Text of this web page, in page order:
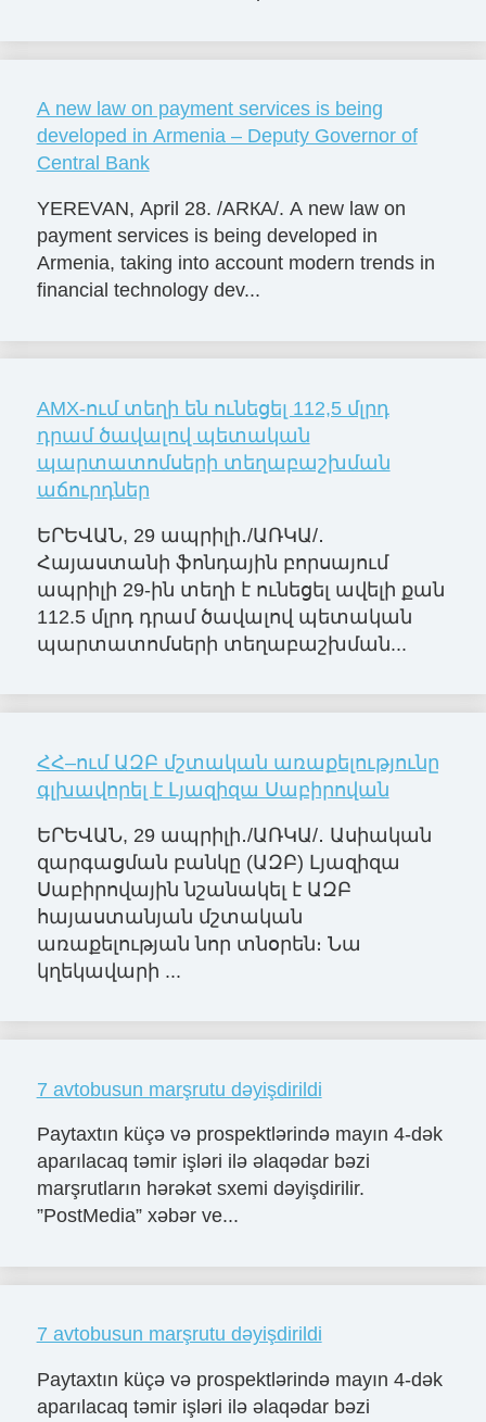
A new law on payment services is being
developed in Armenia – Deputy Governor of
Central Bank
YEREVAN, April 28. /ARКА/. A new law on
payment services is being developed in
Armenia, taking into account modern trends in
financial technology dev...
AMX-ում տեղի են ունեցել 112,5 մլրդ
դրամ ծավալով պետական
պարտատոմսերի տեղաբաշխման
աճուրդներ
ԵՐԵՎԱՆ, 29 ապրիլի․/ԱՌԿԱ/․
Հայաստանի ֆոնդային բորսայում
ապրիլի 29-ին տեղի է ունեցել ավելի քան
112.5 մլրդ դրամ ծավալով պետական
պարտատոմսերի տեղաբաշխման...
ՀՀ–ում ԱԶԲ մշտական առաքելությունը
գլխավորել է Լյազիզա Սաբիրովան
ԵՐԵՎԱՆ, 29 ապրիլի․/ԱՌԿԱ/․ Ասիական
զարգացման բանկը (ԱԶԲ) Լյազիզա
Սաբիրովային նշանակել է ԱԶԲ
հայաստանյան մշտական
առաքելության նոր տնօրեն։ Նա
կղեկավարի ...
7 avtobusun marşrutu dəyişdirildi
Paytaxtın küçə və prospektlərində mayın 4-dək
aparılacaq təmir işləri ilə əlaqədar bəzi
marşrutların hərəkət sxemi dəyişdirilir.
”PostMedia” xəbər ve...
7 avtobusun marşrutu dəyişdirildi
Paytaxtın küçə və prospektlərində mayın 4-dək
aparılacaq təmir işləri ilə əlaqədar bəzi